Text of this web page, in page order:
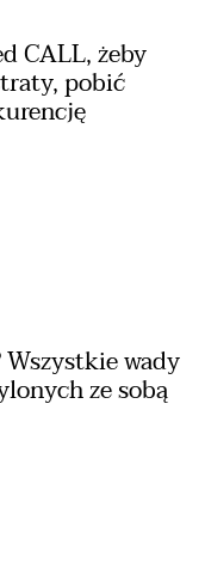
CALL, żeby
pobić
wady
ze sobą